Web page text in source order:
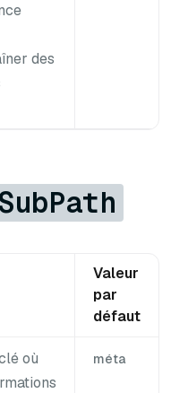
des
Valeur
par
défaut
où
méta